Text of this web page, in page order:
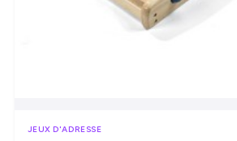
JEUX D'ADRESSE